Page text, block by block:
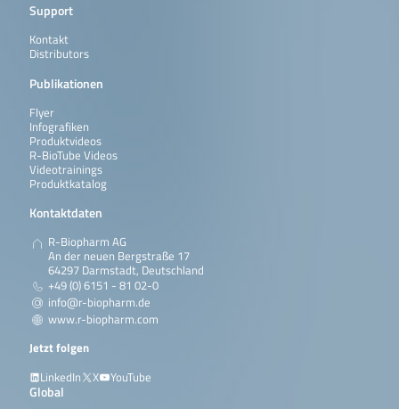
Support
Kontakt
Distributors
Publikationen
Flyer
Infografiken
Produktvideos
R-BioTube Videos
Videotrainings
Produktkatalog
Kontaktdaten
R-Biopharm AG
An der neuen Bergstraße 17
64297 Darmstadt, Deutschland
+49 (0) 6151 - 81 02-0
info@r-biopharm.de
www.r-biopharm.com
Jetzt folgen
LinkedIn
X YouTube
Global